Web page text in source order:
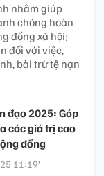
nhằm giúp
chóng hoàn
đồng xã hội;
đối với việc,
bài trừ tệ nạn
đạo 2025: Góp
các giá trị cao
đồng
11:19’